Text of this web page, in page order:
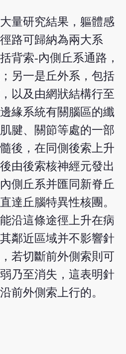
量研究結果，軀體感
路可歸納為兩大系
背索-內側丘系通路，
另一是丘外系，包括
以及由網狀結構行至
緣系統有關腦區的纖
腱、關節等處的一部
後，在同側後索上升
由後索核神經元發出
側丘系并匯同新脊丘
達丘腦特異性核團。
沿這條途徑上升在病
鄰近區域并不影響針
若切斷前外側索則可
乃至消失，這表明針
前外側索上行的。